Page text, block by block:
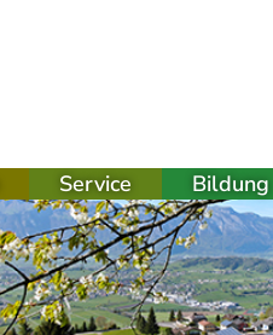
Service Bildung